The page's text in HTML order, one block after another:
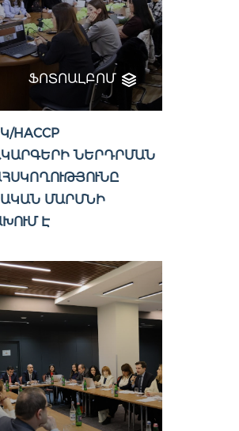
ՖՈՏՈԱԼԲՈՄ
HACCP
ՆԵՐԴՐՄԱՆ
ՄԱՐՄՆԻ
Է